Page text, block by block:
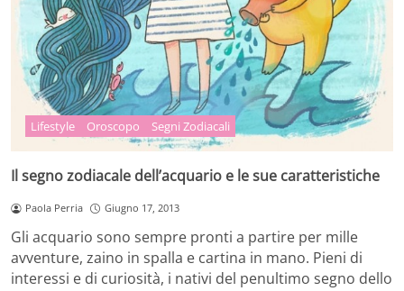
Lifestyle Oroscopo Segni Zodiacali
Il segno zodiacale dell’acquario e le sue caratteristiche
Paola Perria Giugno 17, 2013
Gli acquario sono sempre pronti a partire per mille
avventure, zaino in spalla e cartina in mano. Pieni di
interessi e di curiosità, i nativi del penultimo segno dello